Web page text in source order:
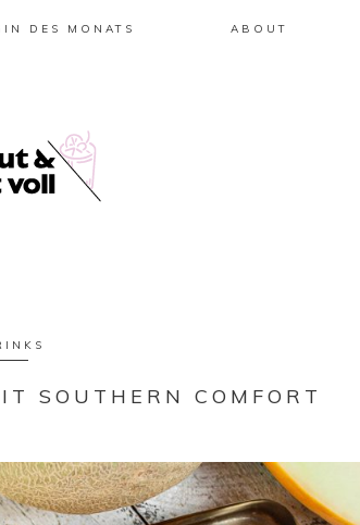
DES MONATS ABOUT
SOUTHERN COMFORT